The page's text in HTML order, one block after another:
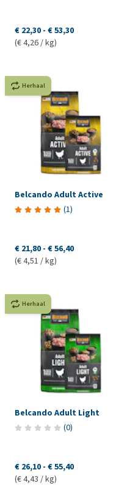
€ 22,30 - € 53,30
(€ 4,26 / kg)
Herhaal
Belcando Adult Active
(1)
€ 21,80 - € 56,40
(€ 4,51 / kg)
Herhaal
Belcando Adult Light
(0)
€ 26,10 - € 55,40
(€ 4,43 / kg)